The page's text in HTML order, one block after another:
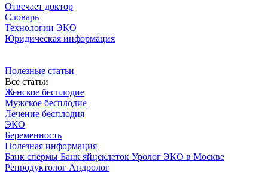
Отвечает доктор
Словарь
Технологии ЭКО
Юридическая информация
Полезные статьи
Все статьи
Женское бесплодие
Мужское бесплодие
Лечение бесплодия
ЭКО
Беременность
Полезная информация
Банк спермы Банк яйцеклеток Уролог ЭКО в Москве
Репродуктолог Андролог